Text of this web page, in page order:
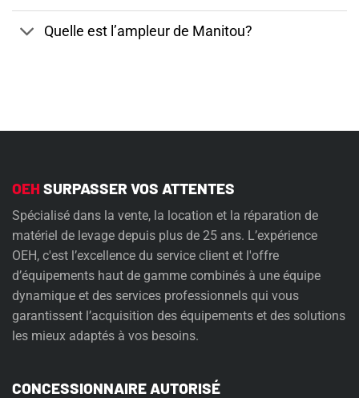
Quelle est l’ampleur de Manitou?
OEH SURPASSER VOS ATTENTES
Spécialisé dans la vente, la location et la réparation de
matériel de levage depuis plus de 25 ans. L’expérience
OEH, c'est l’excellence du service client et l'offre
d’équipements haut de gamme combinés à une équipe
dynamique et des services professionnels qui vous
garantissent l’acquisition des équipements et des solutions
les mieux adaptés à vos besoins.
CONCESSIONNAIRE AUTORISÉ